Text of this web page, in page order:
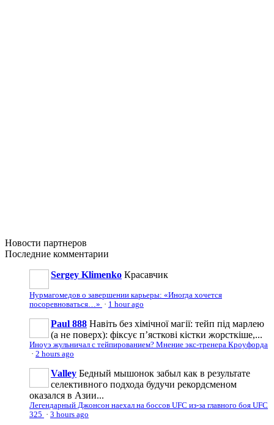
Новости партнеров
Последние комментарии
Sergey Klimenko Красавчик
Нурмагомедов о завершении карьеры: «Иногда хочется
посоревноваться…» · 1 hour ago
Paul 888 Навіть без хімічної магії: тейп під марлею
(а не поверх): фіксує п’ясткові кістки жорсткіше,...
Иноуэ жульничал с тейпированием? Мнение экс-тренера Кроуфорда
· 2 hours ago
Valley Бедный мышонок забыл как в результате
селективного подхода будучи рекордсменом
оказался в Азии...
Легендарный Джонсон наехал на боссов UFC из-за главного боя UFC
325 · 3 hours ago